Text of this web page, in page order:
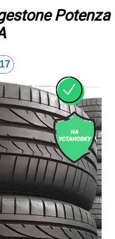
Potenza